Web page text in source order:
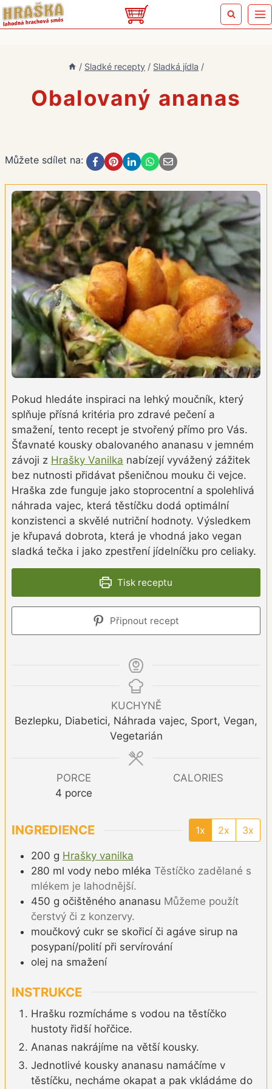
Přeskočit
na
/ Sladké recepty / Sladká jídla /
Obalovaný ananas
Můžete sdílet na:
Pokud hledáte inspiraci na lehký moučník, který
splňuje přísná kritéria pro zdravé pečení a
smažení, tento recept je stvořený přímo pro Vás.
Šťavnaté kousky obalovaného ananasu v jemném
závoji z Hrašky Vanilka nabízejí vyvážený zážitek
bez nutnosti přidávat pšeničnou mouku či vejce.
Hraška zde funguje jako stoprocentní a spolehlivá
náhrada vajec, která těstíčku dodá optimální
konzistenci a skvělé nutriční hodnoty. Výsledkem
je křupavá dobrota, která je vhodná jako vegan
sladká tečka i jako zpestření jídelníčku pro celiaky.
Tisk receptu
Připnout recept
KUCHYNĚ
Bezlepku, Diabetici, Náhrada vajec, Sport, Vegan,
Vegetarián
PORCE
4 porce
CALORIES
INGREDIENCE 1x 2x 3x
200 g Hrašky vanilka
280 ml vody nebo mléka Těstíčko zadělané s
mlékem je lahodnější.
450 g očištěného ananasu Můžeme použít
čerstvý či z konzervy.
moučkový cukr se skořicí či agáve sirup na
posypaní/polití při servírování
olej na smažení
INSTRUKCE
Hrašku rozmícháme s vodou na těstíčko
hustoty řidší hořčice.
Ananas nakrájíme na větší kousky.
Jednotlivé kousky ananasu namáčíme v
těstíčku, necháme okapat a pak vkládáme do